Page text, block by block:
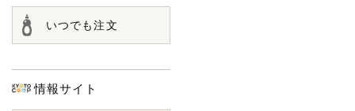
いつでも注文
情報サイト